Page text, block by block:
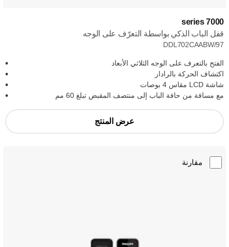
7000 series
قفل الباب الذكي بواسطة التعرّف على الوجه
DDL702CAABW/97
الفتح بالتعرف على الوجه الثلاثي الأبعاد
اكتشاف الحركة بالرادار
شاشة LCD مقاس 4 بوصات
مع مسافة من حافة الباب إلى منتصف المقبض تبلغ 60 مم
عرض المنتج
مقارنة